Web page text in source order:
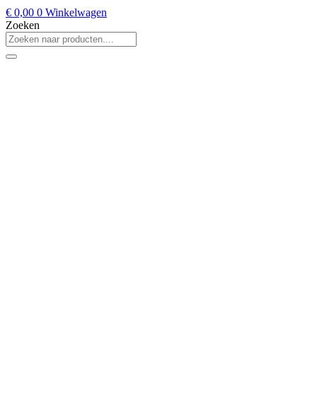
€ 0,00 0 Winkelwagen
Zoeken